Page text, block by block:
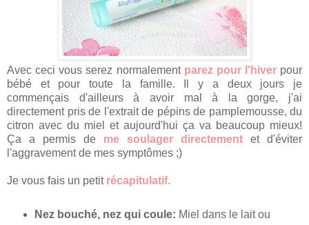
Avec ceci vous serez normalement parez pour l'hiver pour
bébé et pour toute la famille. Il y a deux jours je
commençais d'ailleurs à avoir mal à la gorge, j'ai
directement pris de l'extrait de pépins de pamplemousse, du
citron avec du miel et aujourd'hui ça va beaucoup mieux!
Ça a permis de me soulager directement et d'éviter
l'aggravement de mes symptômes ;)
Je vous fais un petit récapitulatif.
Nez bouché, nez qui coule: Miel dans le lait ou